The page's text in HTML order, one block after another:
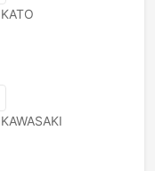
KATO
KAWASAKI